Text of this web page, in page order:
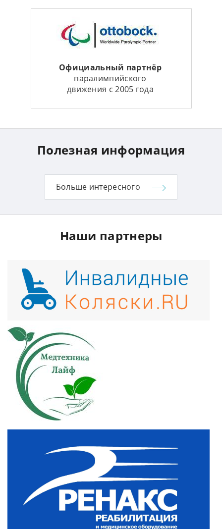
Официальный партнёр
паралимпийского
движения с 2005 года
Полезная информация
Больше интересного
Наши партнеры